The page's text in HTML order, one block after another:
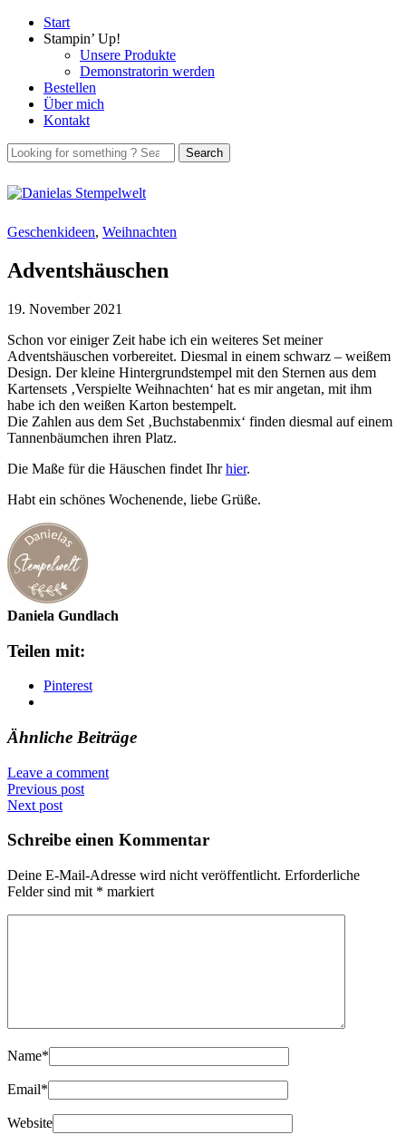
Start
Stampin’ Up!
Unsere Produkte
Demonstratorin werden
Bestellen
Über mich
Kontakt
Geschenkideen, Weihnachten
Adventshäuschen
19. November 2021
Schon vor einiger Zeit habe ich ein weiteres Set meiner
Adventshäuschen vorbereitet. Diesmal in einem schwarz – weißem
Design. Der kleine Hintergrundstempel mit den Sternen aus dem
Kartensets ‚Verspielte Weihnachten‘ hat es mir angetan, mit ihm
habe ich den weißen Karton bestempelt.
Die Zahlen aus dem Set ‚Buchstabenmix‘ finden diesmal auf einem
Tannenbäumchen ihren Platz.
Die Maße für die Häuschen findet Ihrhier.
Habt ein schönes Wochenende, liebe Grüße.
Daniela Gundlach
Teilen mit:
Pinterest
Ähnliche Beiträge
Leave a comment
Previous post
Next post
Schreibe einen Kommentar
Deine E-Mail-Adresse wird nicht veröffentlicht. Erforderliche
Felder sind mit * markiert
Name*
Email*
Website